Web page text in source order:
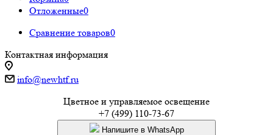
Отложенные0
Сравнение товаров0
Контактная информация
info@newhtf.ru
Цветное и управляемое освещение
+7 (499) 110-73-67
Напишите в WhatsApp